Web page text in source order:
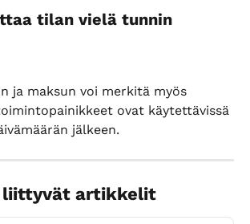
tilan vielä tunnin
ja maksun voi merkitä myös
ovat käytettävissä
jälkeen.
liittyvät artikkelit